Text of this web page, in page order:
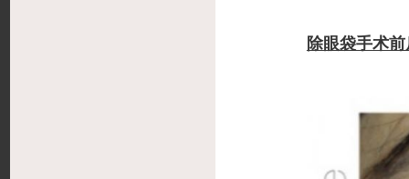
除眼袋手术前